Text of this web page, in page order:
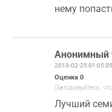
нему
Анонимный
2013-02-25 01:05:35
Оценка 0
(Авторизуйтесь,
Лучший